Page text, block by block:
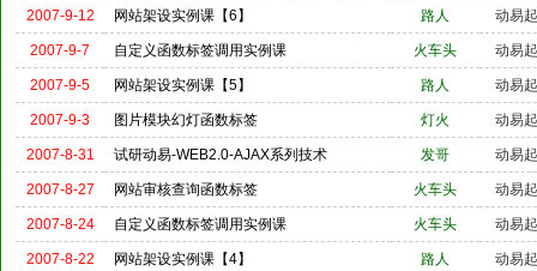
2007-9-12 网站架设实例课【6】 路人 动易
2007-9-7 自定义函数标签调用实例课 火车头 动易
2007-9-5 网站架设实例课【5】 路人 动易
2007-9-3 图片模块幻灯函数标签 灯火 动易
2007-8-31 试研动易-WEB2.0-AJAX系列技术 发哥 动易
2007-8-27 网站审核查询函数标签 火车头 动易
2007-8-24 自定义函数标签调用实例课 火车头 动易
2007-8-22 网站架设实例课【4】 路人 动易